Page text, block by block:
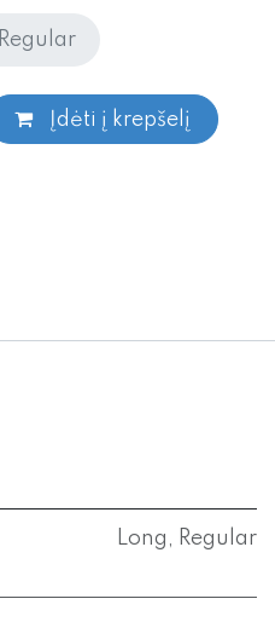
Regular
Įdėti į krepšelį
Long , Regular